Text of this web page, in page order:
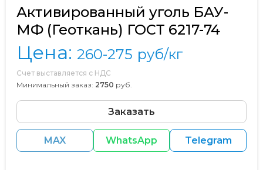
Активированный уголь БАУ-
МФ (Геоткань) ГОСТ 6217-74
Цена: 260-275 руб/кг
Счет выставляется с НДС
Минимальный заказ: 2750 руб.
Заказать
MAX WhatsApp Telegram